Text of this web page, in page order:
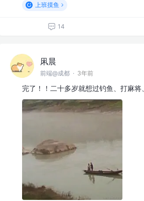
上班摸鱼
14
凩晨
前端@成都 · 3年前
完了！！二十多岁就想过钓鱼、打麻将